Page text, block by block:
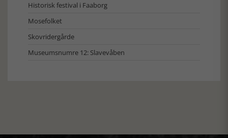
Historisk festival i Faaborg
Mosefolket
Skovridergårde
Museumsnumre 12: Slavevåben